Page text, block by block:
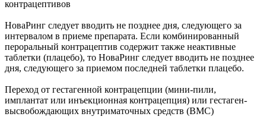
контрацептивов
НоваРинг следует вводить не позднее дня, следующего за
интервалом в приеме препарата. Если комбинированный
пероральный контрацептив содержит также неактивные
таблетки (плацебо), то НоваРинг следует вводить не позднее
дня, следующего за приемом последней таблетки плацебо.
Переход от гестагенной контрацепции (мини-пили,
имплантат или инъекционная контрацепция) или гестаген-
высвобождающих внутриматочных средств (ВМС)